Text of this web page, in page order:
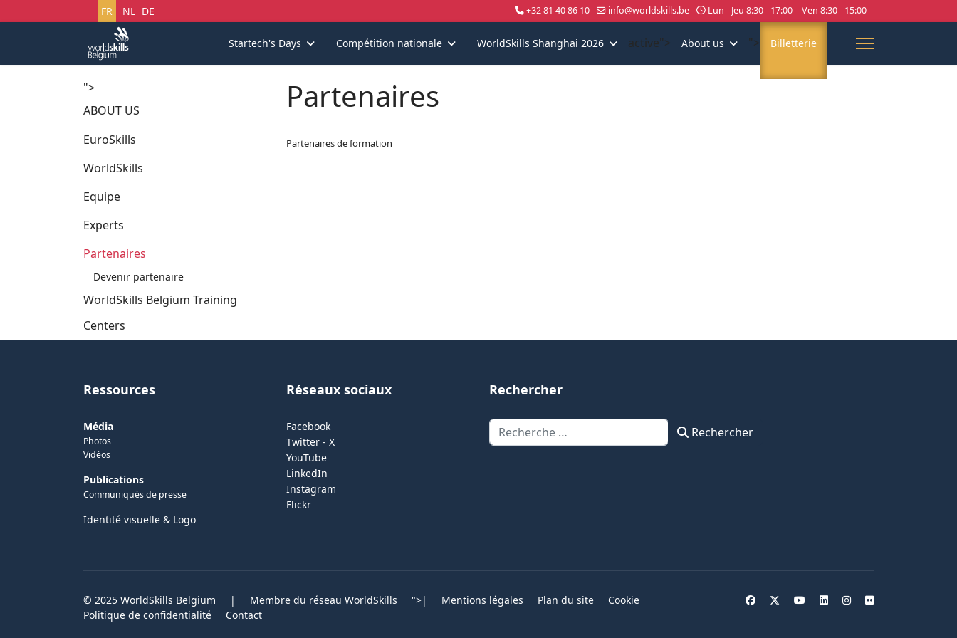
Sélectionnez votre langue
FR NL DE +32 81 40 86 10 info@worldskills.be Lun - Jeu 8:30 - 17:00 | Ven 8:30 - 15:00
Startech's Days Compétition nationale WorldSkills Shanghai 2026 active"> About us "> Billetterie
">
ABOUT US
EuroSkills
WorldSkills
Equipe
Experts
Partenaires
Devenir partenaire
WorldSkills Belgium Training
Centers
Partenaires
Partenaires de formation
Ressources
Média
Photos
Vidéos
Publications
Communiqués de presse
Identité visuelle & Logo
Réseaux sociaux
Facebook
Twitter - X
YouTube
LinkedIn
Instagram
Flickr
Rechercher
Rechercher Rechercher
© 2025 WorldSkills Belgium | Membre du réseau WorldSkills ">| Mentions légales Plan du site
Cookie
Politique de confidentialité
Contact